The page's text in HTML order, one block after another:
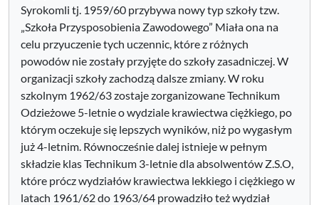
Syrokomli tj. 1959/60 przybywa nowy typ szkoły tzw.
„Szkoła Przysposobienia Zawodowego” Miała ona na
celu przyuczenie tych uczennic, które z różnych
powodów nie zostały przyjęte do szkoły zasadniczej. W
organizacji szkoły zachodzą dalsze zmiany. W roku
szkolnym 1962/63 zostaje zorganizowane Technikum
Odzieżowe 5-letnie o wydziale krawiectwa ciężkiego, po
którym oczekuje się lepszych wyników, niż po wygasłym
już 4-letnim. Równocześnie dalej istnieje w pełnym
składzie klas Technikum 3-letnie dla absolwentów Z.S.O,
które prócz wydziałów krawiectwa lekkiego i ciężkiego w
latach 1961/62 do 1963/64 prowadziło też wydział